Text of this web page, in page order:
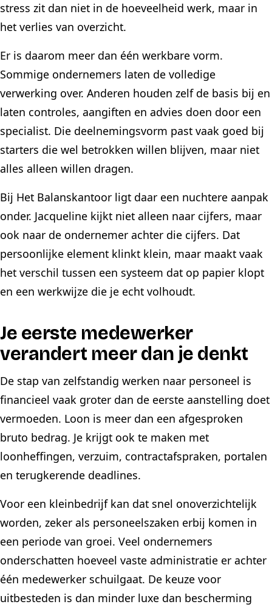
stress zit dan niet in de hoeveelheid werk, maar in
het verlies van overzicht.
Er is daarom meer dan één werkbare vorm.
Sommige ondernemers laten de volledige
verwerking over. Anderen houden zelf de basis bij en
laten controles, aangiften en advies doen door een
specialist. Die deelnemingsvorm past vaak goed bij
starters die wel betrokken willen blijven, maar niet
alles alleen willen dragen.
Bij Het Balanskantoor ligt daar een nuchtere aanpak
onder. Jacqueline kijkt niet alleen naar cijfers, maar
ook naar de ondernemer achter die cijfers. Dat
persoonlijke element klinkt klein, maar maakt vaak
het verschil tussen een systeem dat op papier klopt
en een werkwijze die je echt volhoudt.
Je eerste medewerker
verandert meer dan je denkt
De stap van zelfstandig werken naar personeel is
financieel vaak groter dan de eerste aanstelling doet
vermoeden. Loon is meer dan een afgesproken
bruto bedrag. Je krijgt ook te maken met
loonheffingen, verzuim, contractafspraken, portalen
en terugkerende deadlines.
Voor een kleinbedrijf kan dat snel onoverzichtelijk
worden, zeker als personeelszaken erbij komen in
een periode van groei. Veel ondernemers
onderschatten hoeveel vaste administratie er achter
één medewerker schuilgaat. De keuze voor
uitbesteden is dan minder luxe dan bescherming